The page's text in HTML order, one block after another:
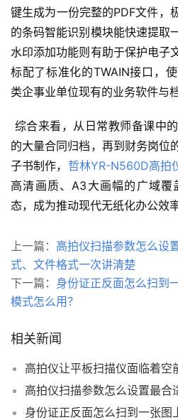
键生成为一份完整的PDF文件，
的条码智能识别模块能快速提取
水印添加功能则有助于保护电子
标配了标准化的TWAIN接口，
类企事业单位现有的业务软件与
综合来看，从日常教师备课中
的大量合同归档，再到财务岗位
子书制作， 哲林YR-N560D高拍
高清画质、A3大画幅的广域覆
态，成为推动现代无纸化办公效
上一篇： 高拍仪扫描参数怎么设
式、文件格式一次讲清楚
下一篇： 身份证正反面怎么扫到
模式怎么用？
相关新闻
高拍仪让平板扫描仪面临着空